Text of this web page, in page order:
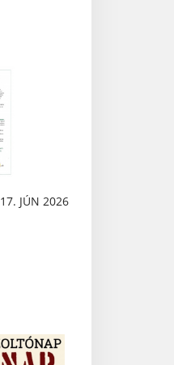
17. JÚN 2026